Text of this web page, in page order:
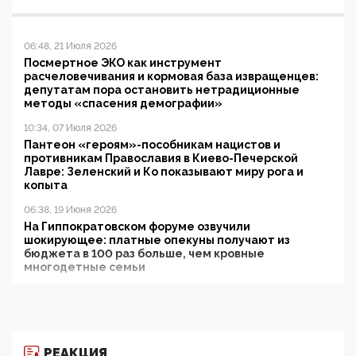
06:48, 21 Июля 2026
Посмертное ЭКО как инструмент
расчеловечивания и кормовая база извращенцев:
депутатам пора остановить нетрадиционные
методы «спасения демографии»
10:34, 07 Июля 2026
Пантеон «героям»-пособникам нацистов и
противникам Православия в Киево-Печерской
Лавре: Зеленский и Ко показывают миру рога и
копыта
06:38, 19 Июня 2026
На Гиппократовском форуме озвучили
шокирующее: платные опекуны получают из
бюджета в 100 раз больше, чем кровные
многодетные семьи